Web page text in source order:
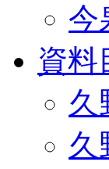
今
資料
久
久